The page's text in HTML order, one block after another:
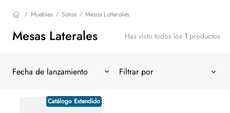
Muebles Salas Mesas Laterales
Mesas Laterales Has visto todos los 1 productos
Fecha de lanzamiento
Catálogo Extendido